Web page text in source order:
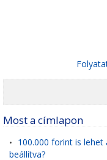
Most a címlapon
• 100.000 forint is
beállítva?